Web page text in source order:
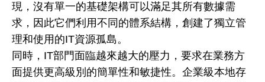
現，沒有單一的基礎架構可以滿足其所有數據需
求，因此它們利用不同的體系結構，創建了獨立管
理和使用的IT資源孤島。
同時，IT部門面臨越來越大的壓力，要求在業務方
面提供更高級別的簡單性和敏捷性。企業級本地存